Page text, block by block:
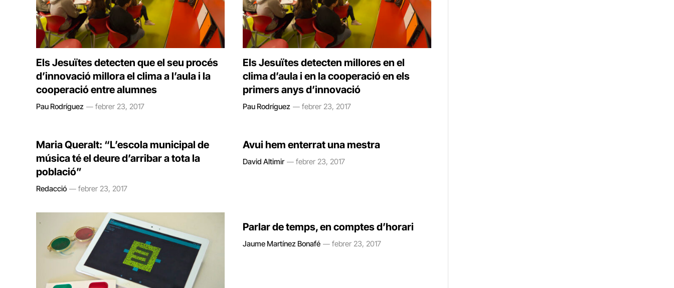
Els Jesuïtes detecten que el seu procés
d’innovació millora el clima a l’aula i la
cooperació entre alumnes
Pau Rodríguez febrer 23, 2017
Els Jesuïtes detecten millores en el
clima d’aula i en la cooperació en els
primers anys d’innovació
Pau Rodríguez febrer 23, 2017
Maria Queralt: “L’escola municipal de
música té el deure d’arribar a tota la
població”
Redacció febrer 23, 2017
Avui hem enterrat una mestra
David Altimir febrer 23, 2017
Parlar de temps, en comptes d’horari
Jaume Martínez Bonafé febrer 23, 2017